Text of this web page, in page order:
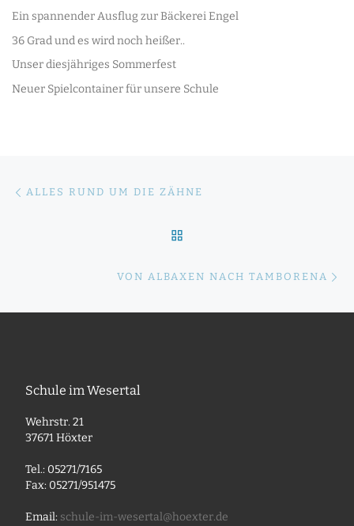
Ein spannender Ausflug zur Bäckerei Engel
36 Grad und es wird noch heißer..
Unser diesjähriges Sommerfest
Neuer Spielcontainer für unsere Schule
Beitragsnavigation
ALLES RUND UM DIE ZÄHNE
VON ALBAXEN NACH TAMBORENA
Schule im Wesertal
Wehrstr. 21
37671 Höxter
Tel.: 05271/7165
Fax: 05271/951475
Email: schule-im-wesertal@hoexter.de